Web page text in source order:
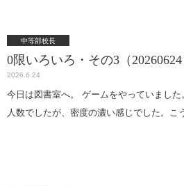
きたことを光栄に思います。以下が、記事
別講座」において、サステナビリティをテ
徒が参加しています。生徒たちは、より
中等部校長
0限いろいろ・その3（20260624
2026.6.24
今日は図書室へ。 ゲームをやっていまし
人数でしたが、密度の濃い感じでした。こ